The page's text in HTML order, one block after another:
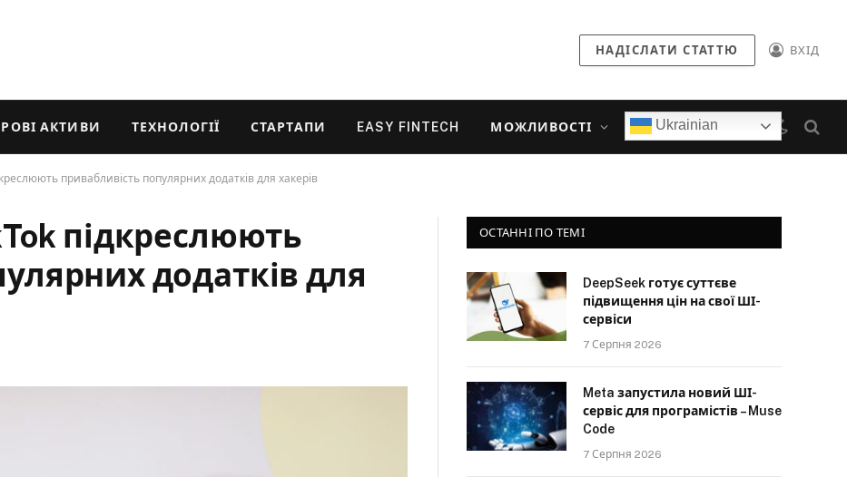
НАДІСЛАТИ СТАТТЮ ВХІД
АКТИВИ ТЕХНОЛОГІЇ СТАРТАПИ EASY FINTECH МОЖЛИВОСТІ Ukrainian
привабливість популярних додатків для хакерів
підкреслюють
додатків для
ОСТАННІ ПО ТЕМІ
DeepSeek готує суттєве
підвищення цін на свої ШІ-
сервіси
7 Серпня 2026
Meta запустила новий ШІ-
сервіс для програмістів – Muse
Code
7 Серпня 2026